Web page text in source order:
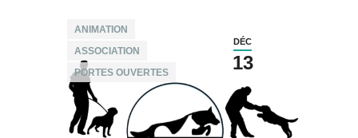
DÉC
13
ANIMATION
ASSOCIATION
PORTES OUVERTES